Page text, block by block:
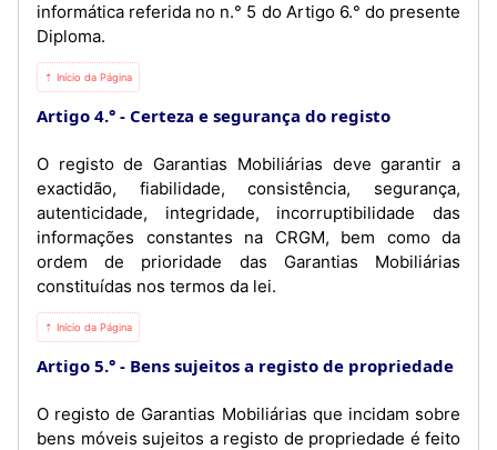
informática referida no n.° 5 do Artigo 6.° do presente
Diploma.
⇡ Início da Página
Artigo 4.° Certeza e segurança do registo
O registo de Garantias Mobiliárias deve garantir a
exactidão, fiabilidade, consistência, segurança,
autenticidade, integridade, incorruptibilidade das
informações constantes na CRGM, bem como da
ordem de prioridade das Garantias Mobiliárias
constituídas nos termos da lei.
⇡ Início da Página
Artigo 5.° Bens sujeitos a registo de propriedade
O registo de Garantias Mobiliárias que incidam sobre
bens móveis sujeitos a registo de propriedade é feito